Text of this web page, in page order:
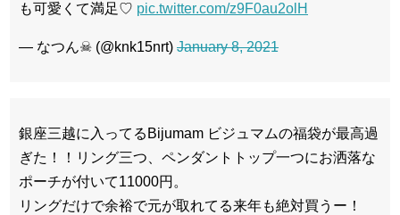
も可愛くて満足♡ pic.twitter.com/z9F0au2olH
— なつん☠ (@knk15nrt) January 8, 2021
銀座三越に入ってるBijumam ビジュマムの福袋が最高過
ぎた！！リング三つ、ペンダントトップ一つにお洒落な
ポーチが付いて11000円。
リングだけで余裕で元が取れてる来年も絶対買うー！